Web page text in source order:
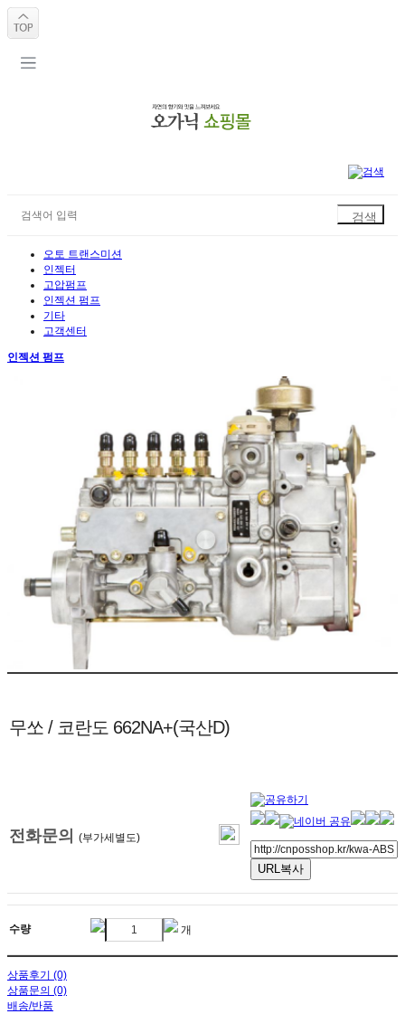
오토 트랜스미션
인젝터
고압펌프
인젝션 펌프
기타
고객센터
인젝션 펌프
무쏘 / 코란도 662NA+(국산D)
전화문의 (부가세별도)
URL복사
수량 개
상품후기 (0)
상품문의 (0)
배송/반품